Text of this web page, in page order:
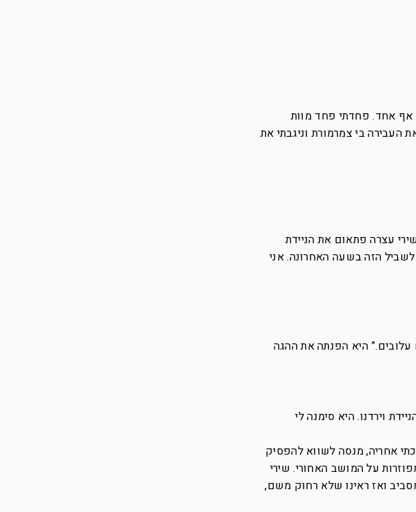
אף אחד. פחדתי פחד מוות
בי צמרמורת וניגבתי את
עצרה פתאום את הניידת
הזה בשעה האחרונה. אני
עלובים.” היא הפנתה את ההגה
וירדנו. היא סימנה לי
אחריה, מנסה לשווא להפסיק
על המושב האחורי. שירי
ואז ראינו שלא רחוק משם,